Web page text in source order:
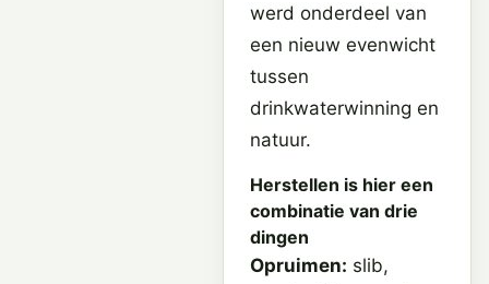
werd onderdeel van
een nieuw evenwicht
tussen
drinkwaterwinning en
natuur.
Herstellen is hier een
combinatie van drie
dingen
Opruimen: slib,